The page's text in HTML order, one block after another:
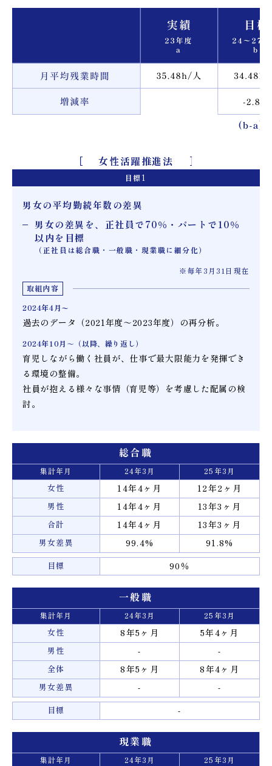
女性活躍推進法
目標1
男女の平均勤続年数の差異
男女の差異を、正社員で70％・パートで10％
以内を目標
（正社員は総合職・一般職・現業職に細分化）
※毎年3月31日現在
取組内容
2024年4月〜
過去のデータ（2021年度～2023年度）の再分析。
2024年10月～ （以降、繰り返し）
育児しながら働く社員が、仕事で最大限能力を発揮でき
る環境の整備。
社員が抱える様々な事情（育児等）を考慮した配属の検
討。
総合職
集計年月 24年3月 25年3月
女性 14年4ヶ月 12年2ヶ月
男性 14年4ヶ月 13年3ヶ月
合計 14年4ヶ月 13年3ヶ月
男女差異 99.4% 91.8%
目標 90％
一般職
集計年月 24年3月 25年3月
女性 8年5ヶ月 5年4ヶ月
男性 - -
全体 8年5ヶ月 8年4ヶ月
男女差異 - -
目標 -
現業職
集計年月 24年3月 25年3月